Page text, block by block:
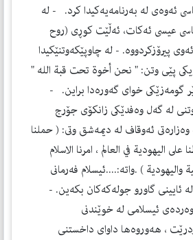
ئه‌وه‌ى له‌ به‌رنامه‌يه‌كيدا كرد. - له‌
باسى عيسى ئه‌كات، ئه‌ڵێت كوڕى (روح
پيرۆزكردووه‌. - له‌ چاوپێكه‌وتنێكيدا
پێى وتن: " نحن أخوة تحت قبة الله "
گومه‌زێكى خواى گه‌وره‌دا براين. -
له‌ گه‌ل وه‌فدێكى زانكۆى جۆرج
ئه‌وقاف له‌ ديمه‌شق وتى: ( حملنا
على اليهودية في العالم ، امرنا الاسلام
واليهودية ) .واته‌:....ئيسلام فه‌رمانى
ئايينى گاورو جوله‌كه‌كان بكه‌ين. -
ئيسلامى له‌ خوێندنى
، هه‌وروه‌ها داواى داخستنى